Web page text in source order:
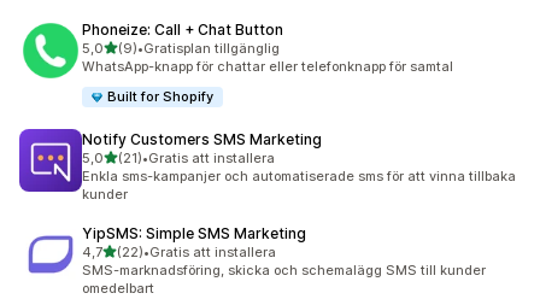
Phoneize: Call + Chat Button
5,0av 5 stjärnor
(9)
9 recensioner totalt
•Gratisplan tillgänglig
WhatsApp-knapp för chattar eller telefonknapp för samtal
Built for Shopify
Notify Customers SMS Marketing
5,0av 5 stjärnor
(21)
21 recensioner totalt
•Gratis att installera
Enkla sms-kampanjer och automatiserade sms för att vinna tillbaka
kunder
YipSMS: Simple SMS Marketing
4,7av 5 stjärnor
(22)
22 recensioner totalt
•Gratis att installera
SMS-marknadsföring, skicka och schemalägg SMS till kunder
omedelbart